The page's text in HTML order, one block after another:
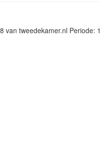
van tweedekamer.nl Periode: 1